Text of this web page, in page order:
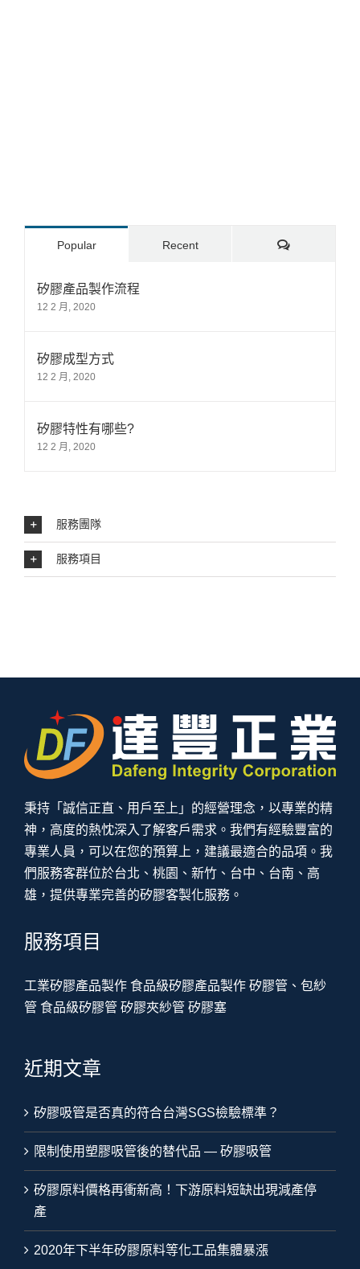
Popular Recent Comments
矽膠產品製作流程
12 2 月, 2020
矽膠成型方式
12 2 月, 2020
矽膠特性有哪些?
12 2 月, 2020
服務團隊
服務項目
秉持「誠信正直、用戶至上」的經營理念，以專業的精
神，高度的熱忱深入了解客戶需求。我們有經驗豐富的
專業人員，可以在您的預算上，建議最適合的品項。我
們服務客群位於台北、桃園、新竹、台中、台南、高
雄，提供專業完善的矽膠客製化服務。
服務項目
工業矽膠產品製作 食品級矽膠產品製作 矽膠管、包紗
管 食品級矽膠管 矽膠夾紗管 矽膠塞
近期文章
矽膠吸管是否真的符合台灣SGS檢驗標準？
限制使用塑膠吸管後的替代品 — 矽膠吸管
矽膠原料價格再衝新高！下游原料短缺出現減產停
產
2020年下半年矽膠原料等化工品集體暴漲